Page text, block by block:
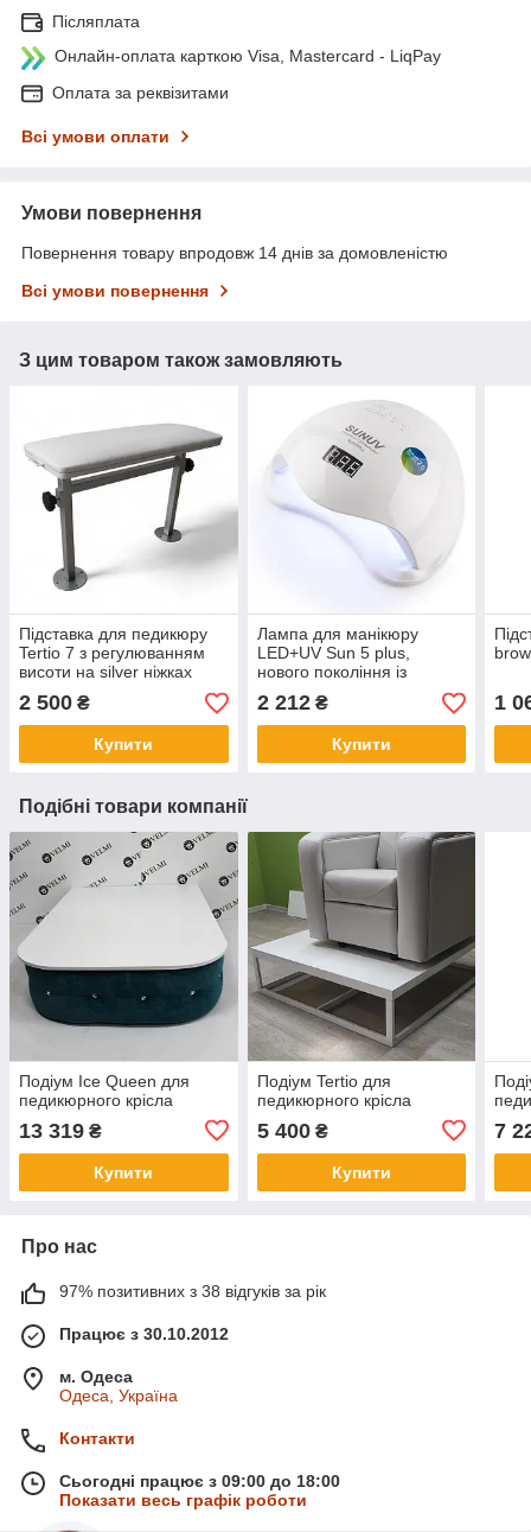
Післяплата
Онлайн-оплата карткою Visa, Mastercard - LiqPay
Оплата за реквізитами
Всі умови оплати
Умови повернення
Повернення товару впродовж 14 днів за домовленістю
Всі умови повернення
З цим товаром також замовляють
Підставка для педикюру
Tertio 7 з регулюванням
висоти на silver ніжках
2 500 ₴
Купити
Лампа для манікюру
LED+UV Sun 5 plus,
нового покоління із
кварцовими діодами, 48 вт
(оригінал)
2 212₴
Купити
1
Подібні товари компанії
Подіум Ice Queen для
педикюрного крісла
13 319 ₴
Купити
Подіум Tertio для
педикюрного крісла
5 400₴
Купити
7
Про нас
97% позитивних з 38 відгуків за рік
Працює з 30.10.2012
м. Одеса
Одеса, Україна
Контакти
Сьогодні працює з 09:00 до 18:00
Показати весь графік роботи